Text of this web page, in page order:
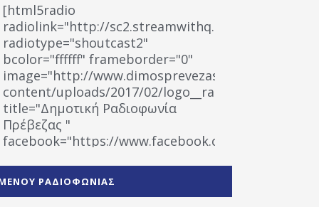
[html5radio
radiolink="http://sc2.streamwithq.com:8028/
radiotype="shoutcast2"
bcolor="ffffff" frameborder="0"
image="http://www.dimosprevezas.gr/wp-
content/uploads/2017/02/logo__radiofonias.jpg"
title="Δημοτική Ραδιοφωνία
Πρέβεζας "
facebook="https://www.facebook.com/
1531194763766854/" artist="" ]
ΡΑΔΙΟΦΩΝΙΑΣ